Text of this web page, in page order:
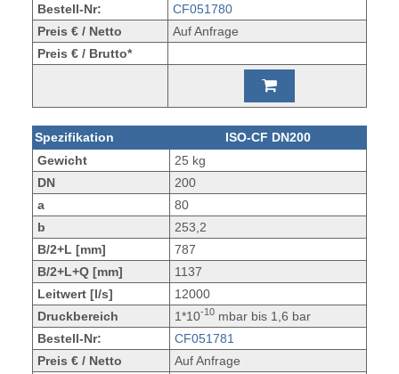
Bestell-Nr:
CF051780
Preis € / Netto
Auf Anfrage
Preis € / Brutto*
Spezifikation
ISO-CF DN200
Gewicht
25 kg
DN
200
a
80
b
253,2
B/2+L [mm]
787
B/2+L+Q [mm]
1137
Leitwert [l/s]
12000
Druckbereich
1*10-10mbar bis 1,6 bar
Bestell-Nr:
CF051781
Preis € / Netto
Auf Anfrage